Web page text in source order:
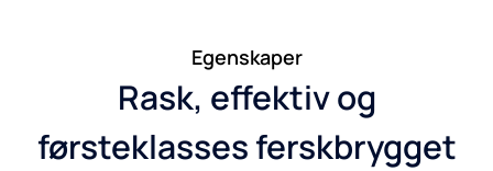
Egenskaper
Rask, effektiv og
førsteklasses ferskbrygget